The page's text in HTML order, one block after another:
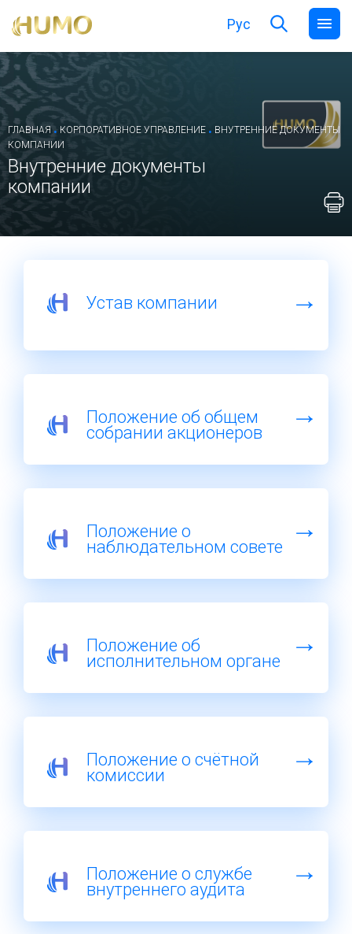
Рус
ГЛАВНАЯ . КОРПОРАТИВНОЕ УПРАВЛЕНИЕ . ВНУТРЕННИЕ ДОКУМЕНТЫ
КОМПАНИИ
Внутренние документы
компании
Устав компании
Положение об общем
собрании акционеров
Положение о
наблюдательном совете
Положение об
исполнительном органе
Положение о счётной
комиссии
Положение о службе
внутреннего аудита